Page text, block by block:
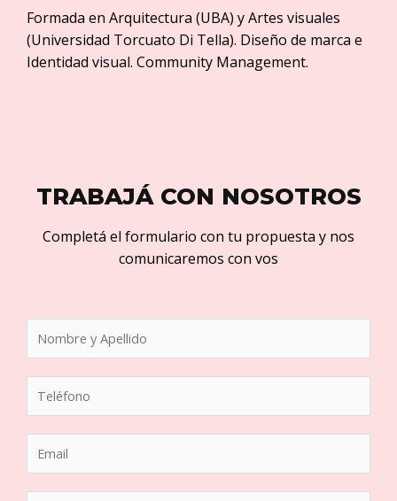
Formada en Arquitectura (UBA) y Artes visuales
(Universidad Torcuato Di Tella). Diseño de marca e
Identidad visual. Community Management.
TRABAJÁ CON NOSOTROS
Completá el formulario con tu propuesta y nos
comunicaremos con vos